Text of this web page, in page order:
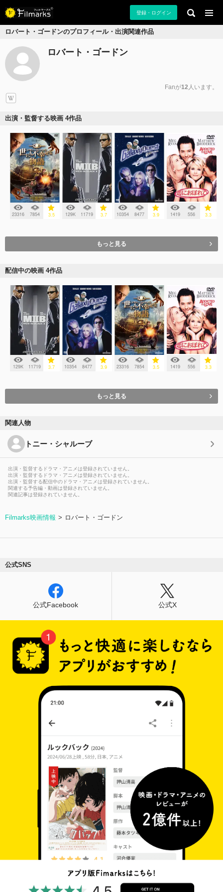
登録・ログイン
ロバート・ゴードンのプロフィール・出演関連作品
ロバート・ゴードン
Fanが12 人います。
出演・監督する映画 4作品
23316 7854 3.5 129K 11719 3.7 10354 8477 3.9 1419 556 3.3
もっと見る
配信中の映画 4作品
129K 11719 3.7 10354 8477 3.9 23316 7854 3.5 1419 556 3.3
もっと見る
関連人物
トニー・シャルーブ
出演・監督するドラマ・アニメは登録されていません。
出演・監督するドラマ・アニメは登録されていません。
出演・監督する配信中のドラマ・アニメは登録されていません。
関連する予告編・動画は登録されていません。
関連記事は登録されていません。
Filmarks映画情報 ロバート・ゴードン
公式SNS
公式Facebook 公式X